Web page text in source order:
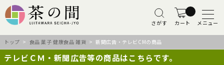
さがす カート メニュー
トップ > 食品 菓子 健康食品 雑貨 > 新聞広告・テレビCMの商品
テレビＣＭ・新聞広告等の商品はこちらです。